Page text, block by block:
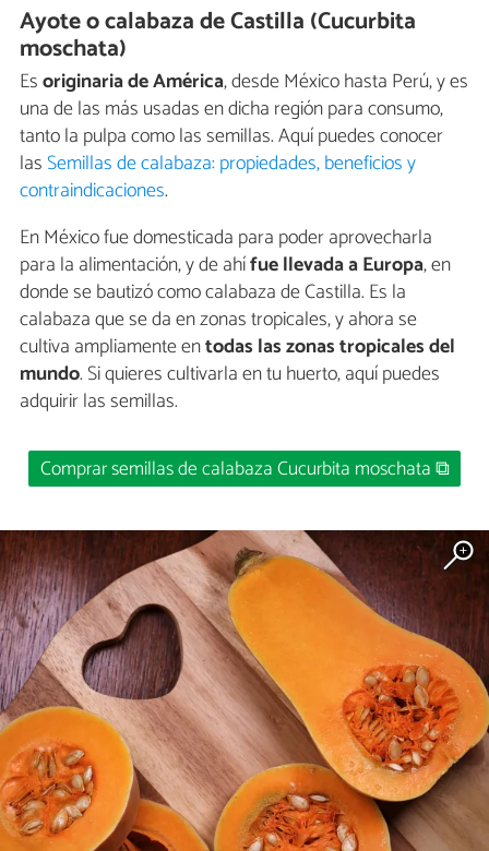
Ayote o calabaza de Castilla (Cucurbita
moschata)
Esoriginaria de América, desde México hasta Perú, y es
una de las más usadas en dicha región para consumo,
tanto la pulpa como las semillas. Aquí puedes conocer
lasSemillas de calabaza: propiedades, beneficios y
contraindicaciones.
En México fue domesticada para poder aprovecharla
para la alimentación, y de ahífue llevada a Europa, en
donde se bautizó como calabaza de Castilla. Es la
calabaza que se da en zonas tropicales, y ahora se
cultiva ampliamente entodas las zonas tropicales del
mundo. Si quieres cultivarla en tu huerto, aquí puedes
adquirir las semillas.
Comprar semillas de calabaza Cucurbita moschata ⧉